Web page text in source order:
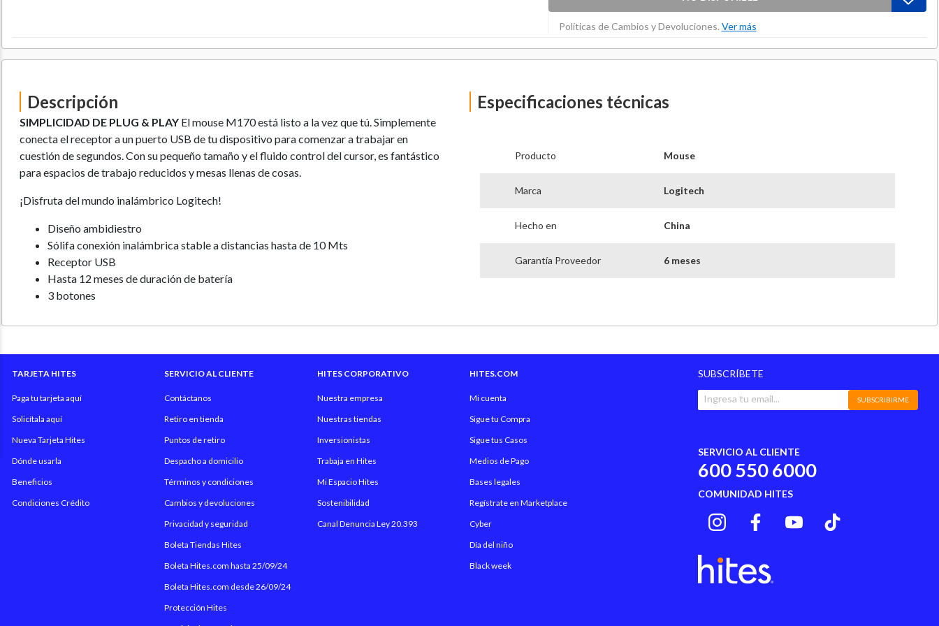
Políticas de Cambios y Devoluciones. Ver más
Descripción
SIMPLICIDAD DE PLUG & PLAY El mouse M170 está listo a la vez que tú. Simplemente
conecta el receptor a un puerto USB de tu dispositivo para comenzar a trabajar en
cuestión de segundos. Con su pequeño tamaño y el fluido control del cursor, es fantástico
para espacios de trabajo reducidos y mesas llenas de cosas.
¡Disfruta del mundo inalámbrico Logitech!
Diseño ambidiestro
Sólifa conexión inalámbrica stable a distancias hasta de 10 Mts
Receptor USB
Hasta 12 meses de duración de batería
3 botones
Especificaciones técnicas
Producto Mouse
Marca Logitech
Hecho en China
Garantía Proveedor 6 meses
TARJETA HITES
Paga tu tarjeta aquí
Solicítala aquí
Nueva Tarjeta Hites
Dónde usarla
Beneficios
Condiciones Crédito
SERVICIO AL CLIENTE
Contáctanos
Retiro en tienda
Puntos de retiro
Despacho a domicilio
Términos y condiciones
Cambios y devoluciones
Privacidad y seguridad
Boleta Tiendas Hites
Boleta Hites.com hasta 25/09/24
Boleta Hites.com desde 26/09/24
Protección Hites
HITES CORPORATIVO
Nuestra empresa
Nuestras tiendas
Inversionistas
Trabaja en Hites
Mi Espacio Hites
Sostenibilidad
Canal Denuncia Ley 20.393
HITES.COM
Mi cuenta
Sigue tu Compra
Sigue tus Casos
Medios de Pago
Bases legales
Regístrate en Marketplace
Cyber
Día del niño
Black week
SUBSCRÍBETE
SUBSCRIBIRME
SERVICIO AL CLIENTE
600 550 6000
COMUNIDAD HITES